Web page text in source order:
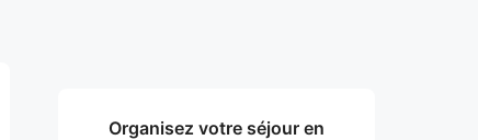
Organisez votre séjour en